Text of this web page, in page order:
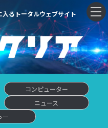
るトータルウェブサイト
コンピューター
ニュース
ー